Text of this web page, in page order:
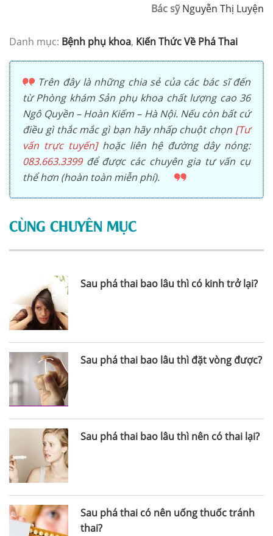
Bác sỹNguyễn Thị Luyện
Danh mục: Bệnh phụ khoa, Kiến Thức Về Phá Thai
Trên đây là những chia sẻ của các bác sĩ đến
từ Phòng khám Sản phụ khoa chất lượng cao 36
Ngô Quyền – Hoàn Kiếm – Hà Nội. Nếu còn bất cứ
điều gì thắc mắc gì bạn hãy nhấp chuột chọn [Tư
vấn trực tuyến]hoặc liên hệ đường dây nóng:
083.663.3399để được các chuyên gia tư vấn cụ
thể hơn (hoàn toàn miễn phí).
CÙNG CHUYÊN MỤC
Sau phá thai bao lâu thì có kinh trở lại?
Sau phá thai bao lâu thì đặt vòng được?
Sau phá thai bao lâu thì nên có thai lại?
Sau phá thai có nên uống thuốc tránh
thai?